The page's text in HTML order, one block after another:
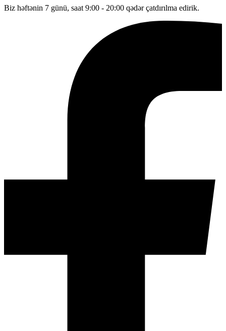
Biz həftənin 7 günü, saat 9:00 - 20:00 qədər çatdırılma edirik.